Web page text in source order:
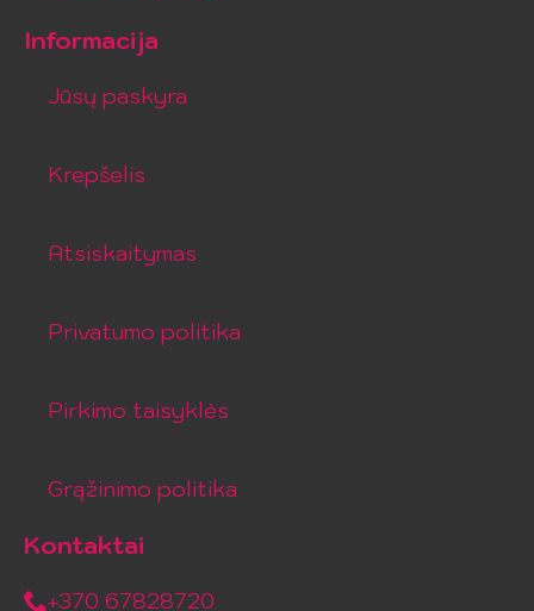
Informacija
Jūsų paskyra
Krepšelis
Atsiskaitymas
Privatumo politika
Pirkimo taisyklės
Grąžinimo politika
Kontaktai
+370 67828720